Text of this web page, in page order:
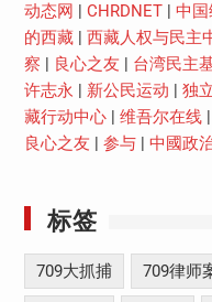
动态网
CHRDNET| 中国
的西藏| 西藏人权与民主
察
良心之友 台湾民主
许志永
新公民运动 独
藏行动中心| 维吾尔在线|
良心之友
参与| 中國政
标签
709大抓捕 709律师